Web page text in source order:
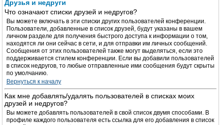
Друзья и недруги
Что означают списки друзей и недругов?
Вы можете включать в эти списки других пользователей конференции.
Пользователи, добавленные в список друзей, будут указаны в вашем
личном разделе для получения быстрого доступа к информации о том,
находятся ли они сейчас в сети, и для отправки им личных сообщений.
Сообщения от этих пользователей также могут выделяться, если это
поддерживается стилем конференции. Если вы добавили пользователей
в список недругов, то любые отправленные ими сообщения будут скрыты
по умолчанию.
Вернуться к началу
Как мне добавлять/удалять пользователей в списках моих
друзей и недругов?
Вы можете добавлять пользователей в свой список двумя способами. В
профиле каждого пользователя есть ссылка для его добавления в список